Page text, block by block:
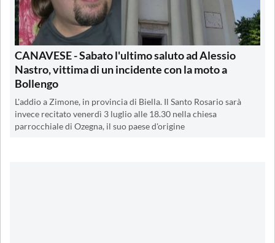
CANAVESE - Sabato l'ultimo saluto ad Alessio
Nastro, vittima di un incidente con la moto a
Bollengo
L'addio a Zimone, in provincia di Biella. Il Santo Rosario sarà
invece recitato venerdì 3 luglio alle 18.30 nella chiesa
parrocchiale di Ozegna, il suo paese d'origine